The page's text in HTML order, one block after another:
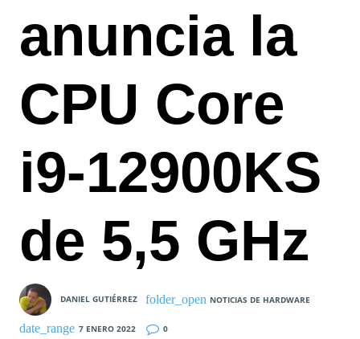
anuncia la
CPU Core
i9-12900KS
de 5,5 GHz
DANIEL GUTIÉRREZ NOTICIAS DE HARDWARE
7 ENERO 2022 0